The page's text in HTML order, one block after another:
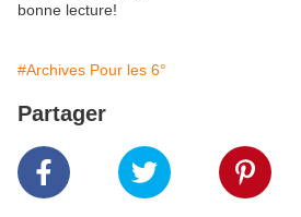
bonne lecture!
#Archives Pour les 6°
Partager